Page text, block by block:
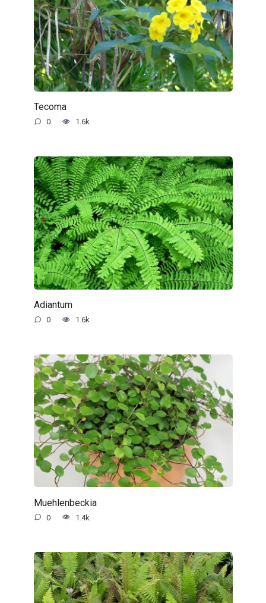
Tecoma
0 1.6k.
Adiantum
0 1.6k.
Muehlenbeckia
0 1.4k.